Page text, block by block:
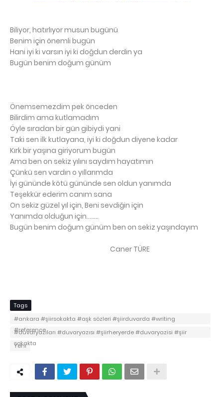
Biliyor, hatırlıyor musun bugünü
Benim için önemli bugün
Hani iyi ki varsın iyi ki doğdun derdin ya
Bugün benim doğum günüm
Önemsemezdim pek önceden
Bilirdim ama kutlamadım
Öyle sıradan bir gün gibiydi yani
Taki sen ilk kutlayana, iyi ki doğdun diyene kadar
Kırk bir yaşına giriyorum bugün
Ama ben on sekiz yılını saydım hayatımın
Çünkü sen vardın o yıllarımda
İyi gününde kötü gününde sen oldun yanımda
Teşekkür ederim canım sana
On sekiz güzel yıl için, Beni sevdiğin için
Yanımda olduğun için........
Bugün benim doğum günüm ben on sekiz yaşındayım
Caner TÜRE
Tags
#ankara #şiirsokakta #aşk sözleri #şiirduvarda #writing
#reference
#duvaryazıları #duvaryazısı #şiirheryerde #duvaryazisi #şiir
sokakta
Yeni